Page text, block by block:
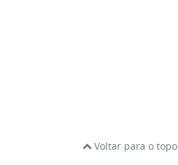
Voltar para o topo